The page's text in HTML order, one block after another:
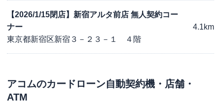
【2026/1/15閉店】新宿アルタ前店 無人契約コー
ナー
東京都新宿区新宿３－２３－１ ４階
4.1km
アコムのカードローン自動契約機・店舗・
ATM